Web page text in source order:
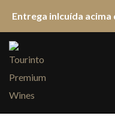
Entrega inlcuída